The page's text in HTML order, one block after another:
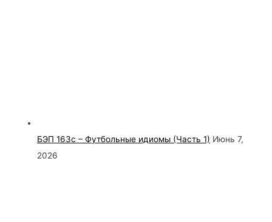
БЭП 163с – Футбольные идиомы (Часть 1) Июнь 7,
2026